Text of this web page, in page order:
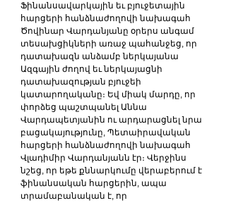
Ֆինանսավարկային եւ բյուջետային
հարցերի հանձնաժողովի նախագահ
Ծովինար Վարդանյանը օրերս անգամ
տեսախցիկների առաջ պահանջեց, որ
դատախազն անձամբ ներկայանա
Ազգային ժողով եւ ներկայացնի
դատախազության բյուջեի
կատարողականը։ Եվ միակ մարդը, որ
փորձեց պաշտպանել Աննա
Վարդապետյանին ու արդարացնել նրա
բացակայությունը, Պետաիրավական
հարցերի հանձնաժողովի նախագահ
Վլադիմիր Վարդանյանն էր։ Վերջինս
նշեց, որ եթե քննարկումը վերաբերում է
ֆինանսական հարցերին, ապա
տրամաբանական է, որ